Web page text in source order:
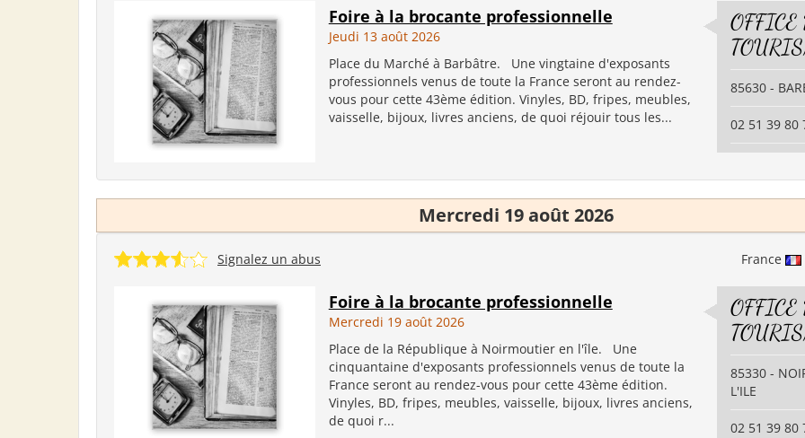
Foire à la brocante professionnelle
Jeudi 13 août 2026
Place du Marché à Barbâtre. Une vingtaine d'exposants
professionnels venus de toute la France seront au rendez-
vous pour cette 43ème édition. Vinyles, BD, fripes, meubles,
vaisselle, bijoux, livres anciens, de quoi réjouir tous les...
OFFICE
85630 -
02 51 39 80
Mercredi 19 août 2026
France
Signalez un abus
Foire à la brocante professionnelle
Mercredi 19 août 2026
Place de la République à Noirmoutier en l'île. Une
cinquantaine d'exposants professionnels venus de toute la
France seront au rendez-vous pour cette 43ème édition.
Vinyles, BD, fripes, meubles, vaisselle, bijoux, livres anciens,
de quoi r...
OFFICE
85330 -
L'ILE
02 51 39 80